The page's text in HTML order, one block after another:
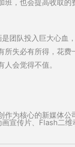
，也会提高收取的
团队投入巨大心血
所失必有所得，花费
会觉得不值。
作为核心的新媒体公
宣传片、Flash二维